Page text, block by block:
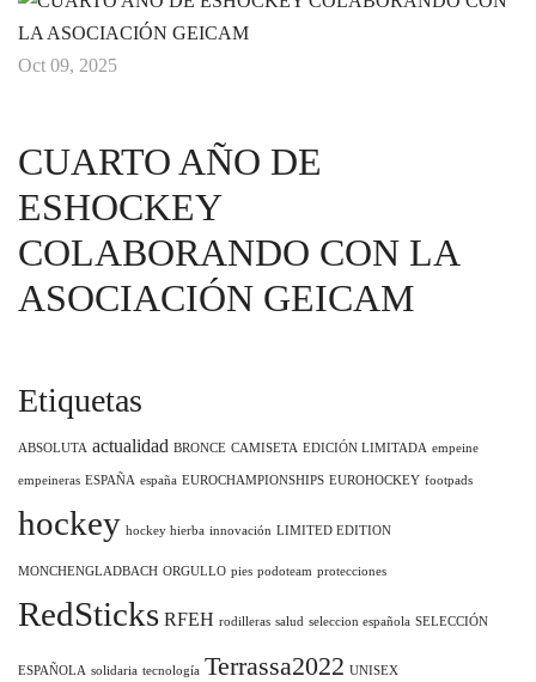
Oct 09, 2025
CUARTO AÑO DE
ESHOCKEY
COLABORANDO CON LA
ASOCIACIÓN GEICAM
Etiquetas
ABSOLUTA actualidad BRONCE CAMISETA EDICIÓN LIMITADA empeine
empeineras ESPAÑA españa EUROCHAMPIONSHIPS EUROHOCKEY footpads
hockey hockey hierba innovación LIMITED EDITION
MONCHENGLADBACH ORGULLO pies podoteam protecciones
RedSticks RFEH rodilleras salud seleccion española SELECCIÓN
ESPAÑOLA solidaria tecnología Terrassa2022 UNISEX